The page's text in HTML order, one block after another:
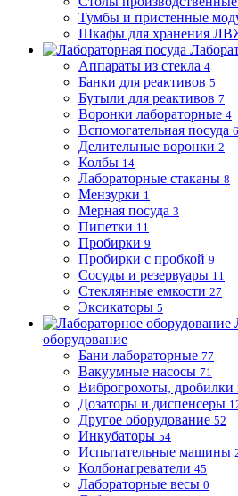
Тумбы и пристенные
Шкафы для хранения
Аппараты из стекла 4
Банки для реактивов 5
Бутыли для реактивов 7
Воронки лабораторные 4
Вспомогательная посуда 6
Делительные воронки 2
Колбы 14
Лабораторные стаканы 8
Мензурки 1
Мерная посуда 3
Пипетки 11
Пробирки 9
Пробирки с пробкой 9
Сосуды и резервуары 11
Стеклянные емкости 27
Эксикаторы 5
оборудование
Бани лабораторные 77
Вакуумные насосы 71
Виброгрохоты,
Дозаторы и диспенсеры
Другое оборудование 52
Инкубаторы 54
Испытательные машины
Колбонагреватели 45
Лабораторные весы 0